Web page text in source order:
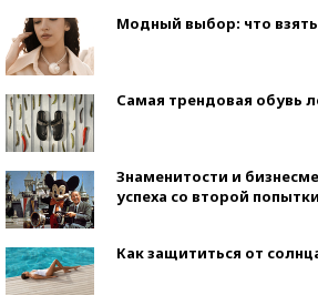
Модный выбор: что взять
Самая трендовая обувь
Знаменитости и
успеха со второй попытки
Как защититься от